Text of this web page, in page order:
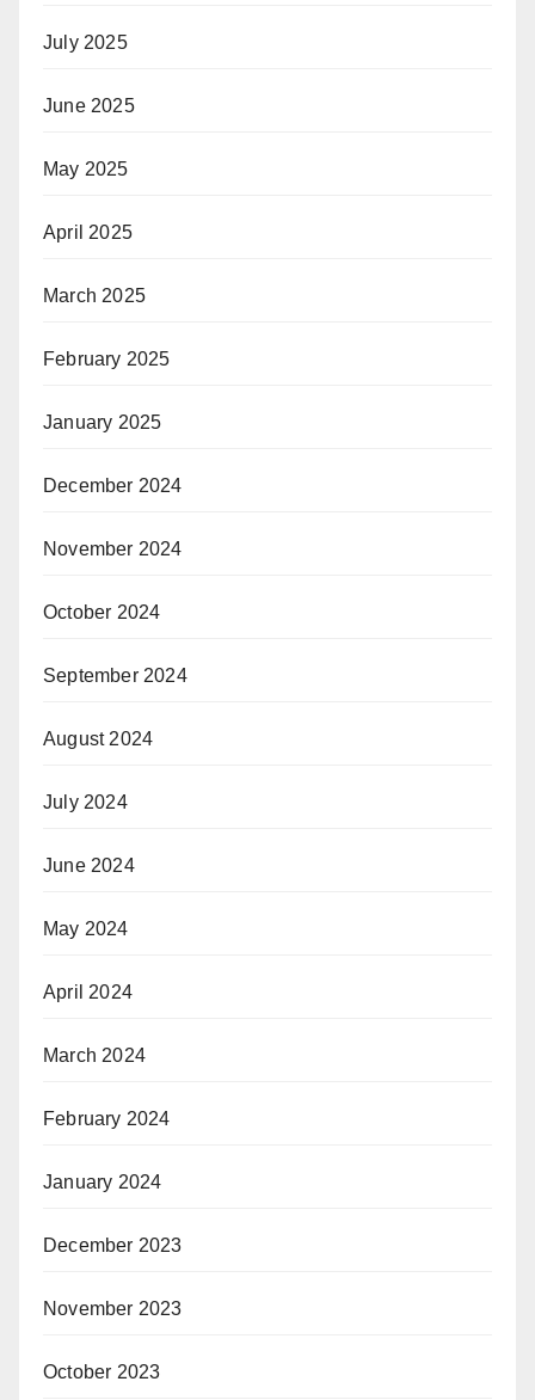
July 2025
June 2025
May 2025
April 2025
March 2025
February 2025
January 2025
December 2024
November 2024
October 2024
September 2024
August 2024
July 2024
June 2024
May 2024
April 2024
March 2024
February 2024
January 2024
December 2023
November 2023
October 2023